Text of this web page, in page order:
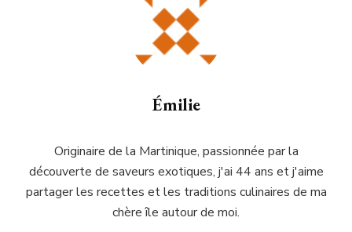
Émilie
Originaire de la Martinique, passionnée par la
découverte de saveurs exotiques, j'ai 44 ans et j'aime
partager les recettes et les traditions culinaires de ma
chère île autour de moi.